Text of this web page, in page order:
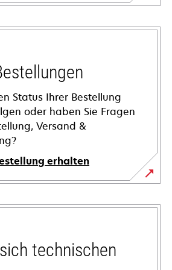
Status Ihrer Bestellung
oder haben Sie Fragen
Versand &
erhalten
technischen